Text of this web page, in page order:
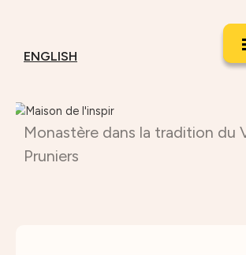
ENGLISH
Monastère dans la tradition du
Pruniers